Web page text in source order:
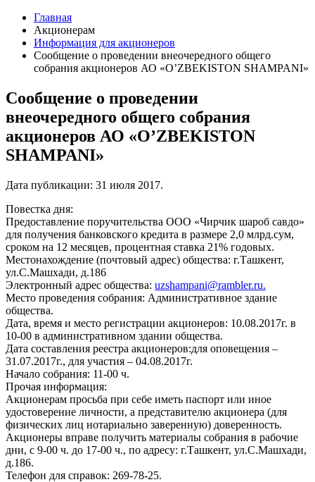
Главная
Акционерам
Информация для акционеров
Сообщение о проведении внеочередного общего
собрания акционеров АО «O’ZBEKISTON SHAMPANI»
Сообщение о проведении
внеочередного общего собрания
акционеров АО «O’ZBEKISTON
SHAMPANI»
Дата публикации: 31 июля 2017.
Повестка дня:
Предоставление поручительства ООО «Чирчик шароб савдо»
для получения банковского кредита в размере 2,0 млрд.сум,
сроком на 12 месяцев, процентная ставка 21% годовых.
Местонахождение (почтовый адрес) общества: г.Ташкент,
ул.С.Машхади, д.186
Электронный адрес общества: uzshampani@rambler.ru.
Место проведения собрания: Административное здание
общества.
Дата, время и место регистрации акционеров: 10.08.2017г. в
10-00 в административном здании общества.
Дата составления реестра акционеров:для оповещения –
31.07.2017г., для участия – 04.08.2017г.
Начало собрания: 11-00 ч.
Прочая информация:
Акционерам просьба при себе иметь паспорт или иное
удостоверение личности, а представителю акционера (для
физических лиц нотариально заверенную) доверенность.
Акционеры вправе получить материалы собрания в рабочие
дни, с 9-00 ч. до 17-00 ч., по адресу: г.Ташкент, ул.С.Машхади,
д.186.
Телефон для справок: 269-78-25.